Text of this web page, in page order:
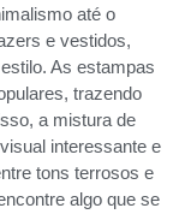
até o
e vestidos,
As estampas
trazendo
a mistura de
interessante e
tons terrosos e
algo que se